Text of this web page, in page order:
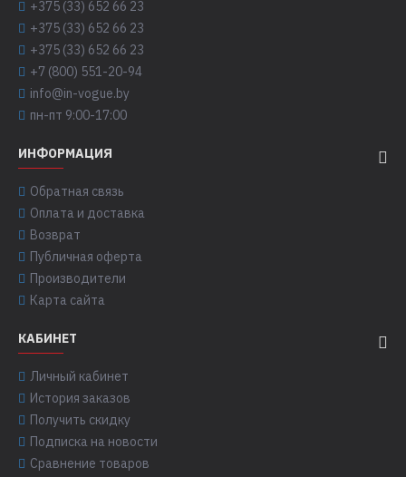
+375 (33) 652 66 23
+375 (33) 652 66 23
+375 (33) 652 66 23
+7 (800) 551-20-94
info@in-vogue.by
пн-пт 9:00-17:00
ИНФОРМАЦИЯ
Обратная связь
Оплата и доставка
Возврат
Публичная оферта
Производители
Карта сайта
КАБИНЕТ
Личный кабинет
История заказов
Получить скидку
Подписка на новости
Сравнение товаров